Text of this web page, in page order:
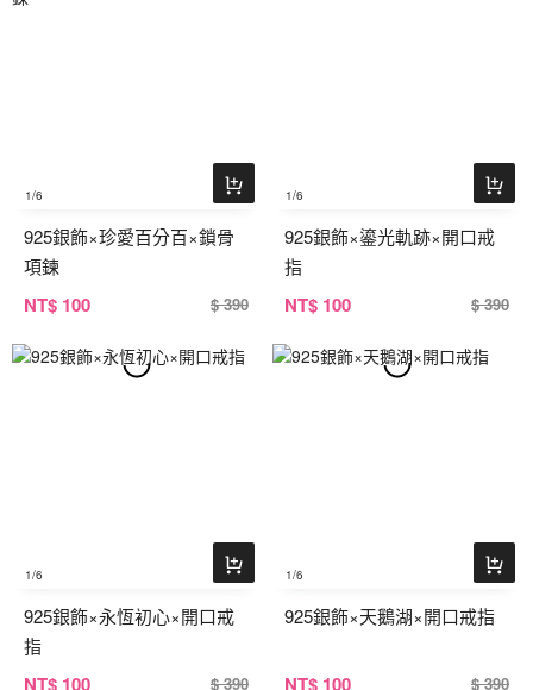
1/6
925銀飾×珍愛百分百×鎖骨
項鍊
NT$ 100 $ 390
1/6
925銀飾×鎏光軌跡×開口戒
指
NT$ 100 $ 390
1/6
925銀飾×永恆初心×開口戒
指
NT$ 100 $ 390
1/6
925銀飾×天鵝湖×開口戒指
NT$ 100 $ 390